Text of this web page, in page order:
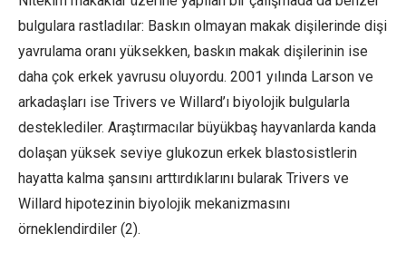
bulgulara rastladılar: Baskın olmayan makak dişilerinde dişi
yavrulama oranı yüksekken, baskın makak dişilerinin ise
daha çok erkek yavrusu oluyordu. 2001 yılında Larson ve
arkadaşları ise Trivers ve Willard’ı biyolojik bulgularla
desteklediler. Araştırmacılar büyükbaş hayvanlarda kanda
dolaşan yüksek seviye glukozun erkek blastosistlerin
hayatta kalma şansını arttırdıklarını bularak Trivers ve
Willard hipotezinin biyolojik mekanizmasını
örneklendirdiler (2).